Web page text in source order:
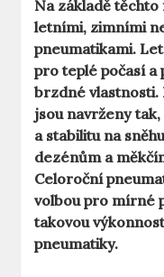
Na základě
letními, zimními
pneumatikami.
pro teplé počasí
brzdné vlastnosti.
jsou navrženy
a stabilitu na
dezénům a
Celoroční
volbou pro mírné
takovou
pneumatiky.